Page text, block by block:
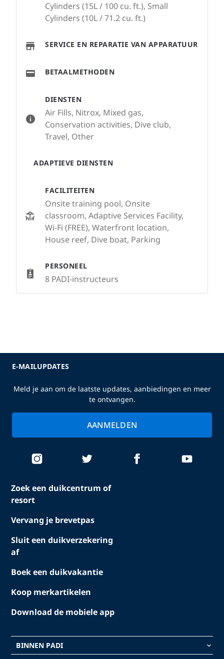
DIENSTEN
Air Fills, Nitrox, Mixed gas,
Conservation activities, Dive club,
Travel, Other
ADAPTIEVE DIENSTEN
FACILITEITEN
Onsite training pool, Onsite
classroom, Adaptive Services Facility,
Wi-Fi (FREE), Waterfront location,
House reef, Dive boat, Parking
PERSONEEL
8 PADI-instructeurs
Cylinders (15L / 100 cu. ft.), Small
Cylinders (10L / 71.2 cu. ft.)
SERVICE EN REPARATIE VAN APPARATUUR
BETAALMETHODEN
Zoek een duikcentrum of
resort
Vervang je brevetpas
Sluit een duikverzekering
af
Boek een duikvakantie
Koop merkartikelen
Download de mobiele app
BINNEN PADI keyboard_arrow_down
E-MAILUPDATES
Meld je aan om de laatste updates, aanbiedingen en meer
te ontvangen.
AANMELDEN